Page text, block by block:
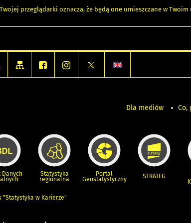
przeglądarki oznacza, że będą one umieszczane w
Dla mediów Co,
Danych Statystyka
regionalna
Portal
Geostatystyczny STRATEG
"Statystyka w Karierze"